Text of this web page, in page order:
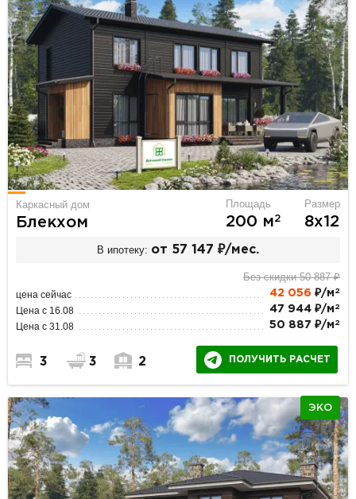
Каркасный дом
Блекхом
Площадь
200 м2
Размер
8х12
В ипотеку: от 57 147 ₽/мес.
Без скидки 50 887 ₽
цена сейчас 42 056 ₽/м 2
Цена с 16.08 47 944 ₽/м 2
Цена с 31.08 50 887 ₽/м 2
3 3 2 ПОЛУЧИТЬ РАСЧЕТ
ЭКО